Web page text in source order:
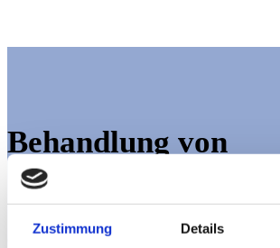
Zustimmung Details
Behandlung von
Geprägt durch Misserfolge wurden immer